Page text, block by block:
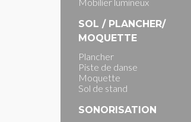
SOL / PLANCHER/
MOQUETTE
Plancher
Piste de danse
Moquette
Sol de stand
SONORISATION